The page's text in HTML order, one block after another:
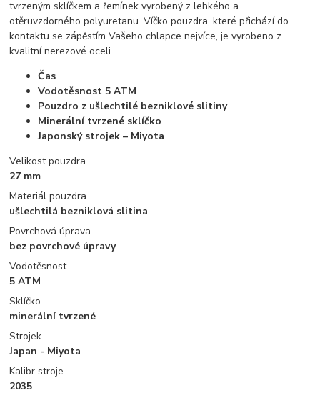
tvrzeným sklíčkem a řemínek vyrobený z lehkého a
otěruvzdorného polyuretanu. Víčko pouzdra, které přichází do
kontaktu se zápěstím Vašeho chlapce nejvíce, je vyrobeno z
kvalitní nerezové oceli.
Čas
Vodotěsnost 5 ATM
Pouzdro z ušlechtilé bezniklové slitiny
Minerální tvrzené sklíčko
Japonský strojek – Miyota
Velikost pouzdra
27 mm
Materiál pouzdra
ušlechtilá bezniklová slitina
Povrchová úprava
bez povrchové úpravy
Vodotěsnost
5 ATM
Sklíčko
minerální tvrzené
Strojek
Japan - Miyota
Kalibr stroje
2035